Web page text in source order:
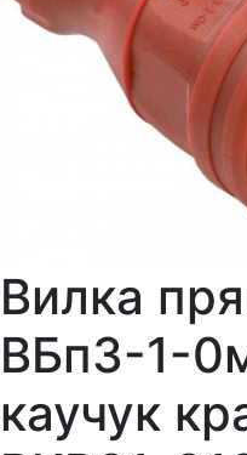
Вилка
ВБп3-1-
каучук